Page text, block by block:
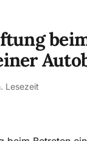
Lesezeit